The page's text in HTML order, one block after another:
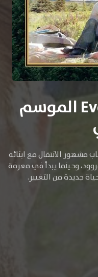
مسلسل Everwood الموسم
مشهور الانتقال مع ابنائه
وحينما يبدأ في معرفة
جديدة من التغيير.